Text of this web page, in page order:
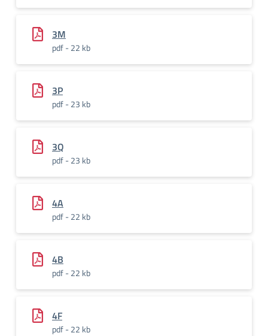
3M
pdf - 22 kb
3P
pdf - 23 kb
3Q
pdf - 23 kb
4A
pdf - 22 kb
4B
pdf - 22 kb
4F
pdf - 22 kb